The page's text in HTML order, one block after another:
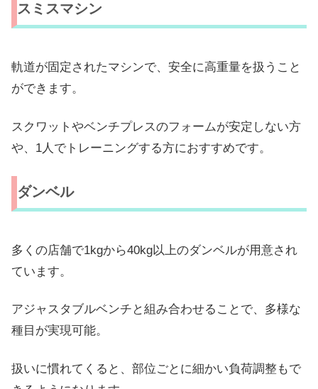
スミスマシン
軌道が固定されたマシンで、安全に高重量を扱うこと
ができます。
スクワットやベンチプレスのフォームが安定しない方
や、1人でトレーニングする方におすすめです。
ダンベル
多くの店舗で1kgから40kg以上のダンベルが用意され
ています。
アジャスタブルベンチと組み合わせることで、多様な
種目が実現可能。
扱いに慣れてくると、部位ごとに細かい負荷調整もで